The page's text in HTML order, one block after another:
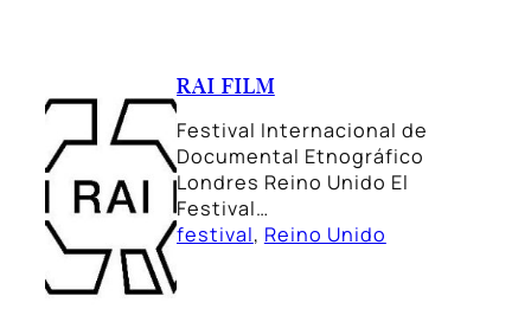
RAI FILM
Festival Internacional de
Documental Etnográfico
Londres Reino Unido El
Festival…
festival, Reino Unido